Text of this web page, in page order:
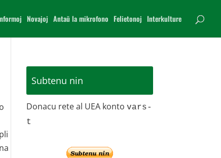
Novajoj Antaŭ la mikrofono Felietonoj Interkulture
Subtenu nin
Donacu rete al UEA kontovars-
t